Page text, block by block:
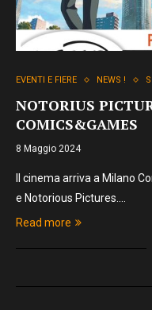
EVENTI E FIERE NEWS !
NOTORIUS
COMICS&GAMES
8 Maggio 2024
Il cinema arriva a Milano
e Notorious Pictures.…
Read more